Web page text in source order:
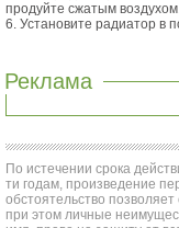
продуйте сжатым
6. Установите радиатор в
Реклама
По истечении срока
ти годам, произведение
обстоятельство
при этом личные